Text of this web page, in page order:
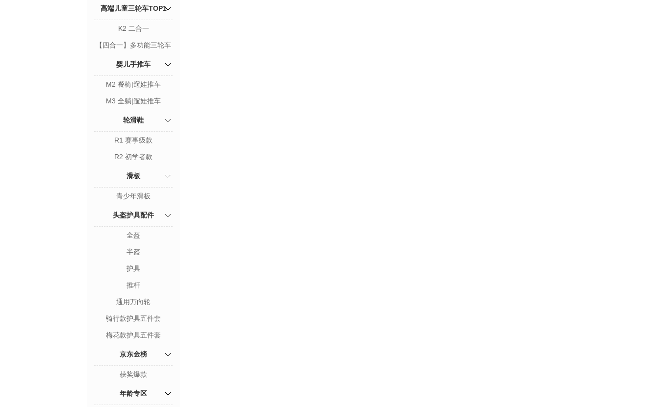
高端儿童三轮车TOP1
K2 二合一
【四合一】多功能三轮车
婴儿手推车
M2 餐椅|遛娃推车
M3 全躺|遛娃推车
轮滑鞋
R1 赛事级款
R2 初学者款
滑板
青少年滑板
头盔护具配件
全盔
半盔
护具
推杆
通用万向轮
骑行款护具五件套
梅花款护具五件套
京东金榜
获奖爆款
年龄专区